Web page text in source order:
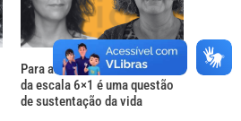
Para além do descanso: o fim
da escala 6×1 é uma questão
de sustentação da vida